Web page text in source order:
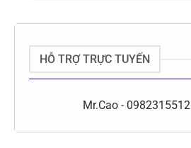
HỖ TRỢ TRỰC TUYẾN
Mr.Cao - 0982315512